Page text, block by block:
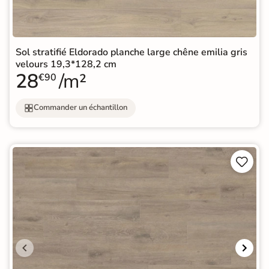
Sol stratifié Eldorado planche large chêne emilia gris
velours 19,3*128,2 cm
28€90 /m²
Commander un échantillon

